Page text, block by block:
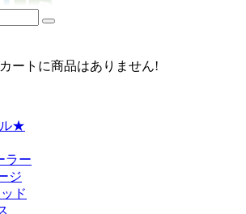
ートに商品はありません!
★
ラー
ジ
ド